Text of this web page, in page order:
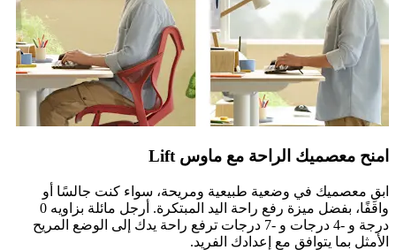
امنح معصميك الراحة مع ماوس Lift
ابقِ معصميك في وضعية طبيعية ومريحة، سواء كنت جالسًا أو
واقفًا، بفضل ميزة رفع راحة اليد المبتكرة. أرجل مائلة بزاويه 0
درجة و -4 درجات و -7 درجات ترفع راحة يدك إلى الوضع المريح
الأمثل بما يتوافق مع إعدادك الفريد.